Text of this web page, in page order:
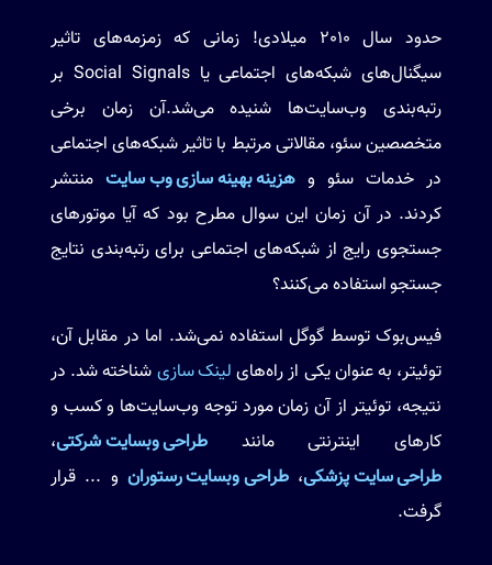
حدود سال 2010 میلادی! زمانی که زمزمه‌های تاثیر
سیگنال‌های شبکه‌های اجتماعی یا Social Signals بر
رتبه‌بندی وب‌سایت‌ها شنیده می‌شد.آن زمان برخی
متخصصین سئو، مقالاتی مرتبط با تاثیر شبکه‌های اجتماعی
در خدمات سئو و هزینه بهینه سازی وب سایت منتشر
کردند. در آن زمان این سوال مطرح بود که آیا موتورهای
جستجوی رایج از شبکه‌های اجتماعی برای رتبه‌بندی نتایج
جستجو استفاده می‌کنند؟
فیس‌بوک توسط گوگل استفاده نمی‌شد. اما در مقابل آن،
توئیتر، به عنوان یکی از راه‌های لینک سازی شناخته شد. در
نتیجه، توئیتر از آن زمان مورد توجه وب‌سایت‌ها و کسب و
کارهای اینترنتی مانند طراحی وبسایت شرکتی،
طراحی سایت پزشکی،طراحی وبسایت رستوران و ... قرار
گرفت.